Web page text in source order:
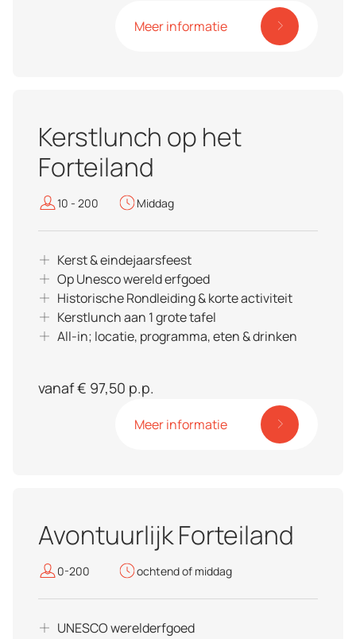
Meer informatie
Kerstlunch op het
Forteiland
10 - 200 Middag
Kerst & eindejaarsfeest
Op Unesco wereld erfgoed
Historische Rondleiding & korte activiteit
Kerstlunch aan 1 grote tafel
All-in; locatie, programma, eten & drinken
vanaf € 97,50 p.p.
Meer informatie
Avontuurlijk Forteiland
0-200 ochtend of middag
UNESCO werelderfgoed